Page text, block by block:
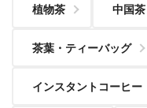
植物茶 中国茶
茶葉・ティーバッグ
インスタントコーヒー